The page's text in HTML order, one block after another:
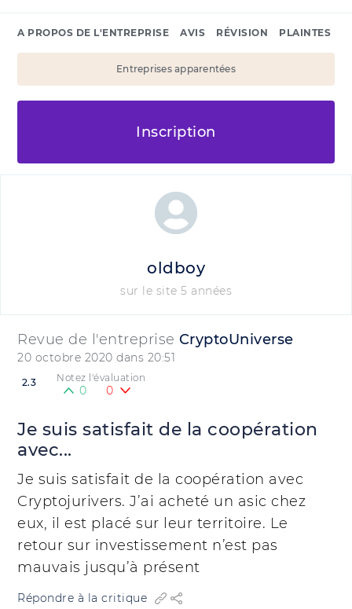
A PROPOS DE L'ENTREPRISE AVIS RÉVISION PLAINTES
Entreprises apparentées
Inscription
Revue de l'entreprise CryptoUniverse
20 octobre 2020 dans 20:51
2.3 Notez l'évaluation
0 0
Je suis satisfait de la coopération
avec...
Je suis satisfait de la coopération avec
Cryptojurivers. J’ai acheté un asic chez
eux, il est placé sur leur territoire. Le
retour sur investissement n’est pas
mauvais jusqu’à présent
Répondre à la critique
oldboy
sur le site 5 années